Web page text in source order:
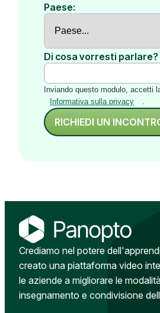
Paese:
Di cosa vorresti parlare?
Inviando questo modulo, accetti
Informativa sulla privacy
.
RICHIEDI UN
Crediamo nel potere
creato una piattaforma video
le aziende a migliorare le
insegnamento e condivisione